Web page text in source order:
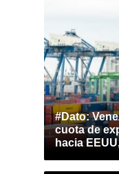
#Dato:
cuota de
hacia